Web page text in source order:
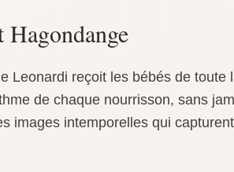
Leonardi reçoit les bébés de toute
de chaque nourrisson, sans
images intemporelles qui